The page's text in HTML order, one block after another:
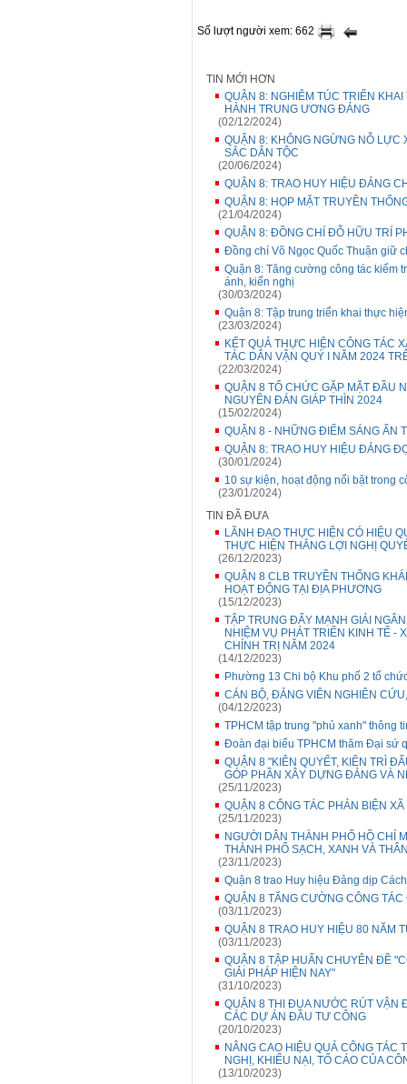
Số lượt người xem: 662
TIN MỚI HƠN
QUẬN 8: NGHIÊM TÚC TRIỂN
HÀNH TRUNG ƯƠNG ĐẢNG
(02/12/2024)
QUẬN 8: KHÔNG NGỪNG NỖ LỰC
SẮC DÂN TỘC
(20/06/2024)
QUẬN 8: TRAO HUY HIỆU ĐẢNG
QUẬN 8: HỌP MẶT TRUYỀN
(21/04/2024)
QUẬN 8: ĐỒNG CHÍ ĐỖ HỮU TRÍ
Đồng chí Võ Ngọc Quốc Thuận giữ
Quận 8: Tăng cường công tác kiểm
ánh, kiến nghị
(30/03/2024)
Quận 8: Tập trung triển khai thực
(23/03/2024)
KẾT QUẢ THỰC HIỆN CÔNG TÁC
TÁC DÂN VẬN QUÝ I NĂM 2024
(22/03/2024)
QUẬN 8 TỔ CHỨC GẶP MẶT ĐẦU
NGUYÊN ĐÁN GIÁP THÌN 2024
(15/02/2024)
QUẬN 8 - NHỮNG ĐIỂM SÁNG ẤN
QUẬN 8: TRAO HUY HIỆU ĐẢNG
(30/01/2024)
10 sự kiện, hoạt động nổi bật trong
(23/01/2024)
TIN ĐÃ ĐƯA
LÃNH ĐẠO THỰC HIỆN CÓ HIỆU
THỰC HIỆN THẮNG LỢI NGHỊ
(26/12/2023)
QUẬN 8 CLB TRUYỀN THỐNG
HOẠT ĐỘNG TẠI ĐỊA PHƯƠNG
(15/12/2023)
TẬP TRUNG ĐẨY MẠNH GIẢI
NHIỆM VỤ PHÁT TRIỂN KINH TẾ -
CHÍNH TRỊ NĂM 2024
(14/12/2023)
Phường 13 Chi bộ Khu phố 2 tổ
CÁN BỘ, ĐẢNG VIÊN NGHIÊN
(04/12/2023)
TPHCM tập trung "phủ xanh" thông
Đoàn đại biểu TPHCM thăm Đại sứ
QUẬN 8 "KIÊN QUYẾT, KIÊN TRÌ
GÓP PHẦN XÂY DỰNG ĐẢNG VÀ
(25/11/2023)
QUẬN 8 CÔNG TÁC PHẢN BIỆN
(25/11/2023)
NGƯỜI DÂN THÀNH PHỐ HỒ CHÍ
THÀNH PHỐ SẠCH, XANH VÀ
(23/11/2023)
Quận 8 trao Huy hiệu Đảng dịp
QUẬN 8 TĂNG CƯỜNG CÔNG
(03/11/2023)
QUẬN 8 TRAO HUY HIỆU 80 NĂM
(03/11/2023)
QUẬN 8 TẬP HUẤN CHUYÊN ĐỀ
GIẢI PHÁP HIỆN NAY"
(31/10/2023)
QUẬN 8 THI ĐUA NƯỚC RÚT VẬN
CÁC DỰ ÁN ĐẦU TƯ CÔNG
(20/10/2023)
NÂNG CAO HIỆU QUẢ CÔNG TÁC
NGHỊ, KHIẾU NẠI, TỐ CÁO CỦA
(13/10/2023)